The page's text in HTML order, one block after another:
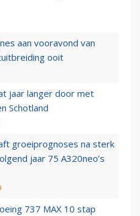
aan vooravond van
ooit
jaar langer door met
Schotland
groeiprognoses na sterk
jaar 75 A320neo’s
737 MAX 10 stap